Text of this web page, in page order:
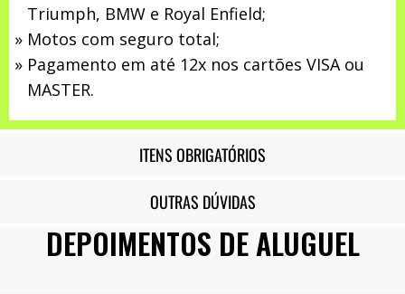
Triumph, BMW e Royal Enfield;
Motos com seguro total;
Pagamento em até 12x nos cartões VISA ou
MASTER.
ITENS OBRIGATÓRIOS
OUTRAS DÚVIDAS
DEPOIMENTOS DE ALUGUEL